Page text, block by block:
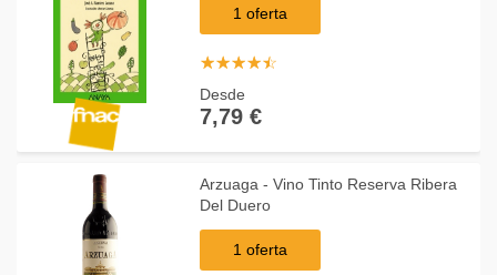
1 oferta
☆☆☆☆☆
★★★★★
Desde
7,79 €
Arzuaga - Vino Tinto Reserva Ribera
Del Duero
1 oferta